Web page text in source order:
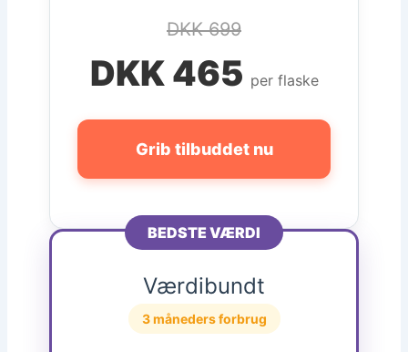
DKK 699
DKK 465 per flaske
Grib tilbuddet nu
BEDSTE VÆRDI
Værdibundt
3 måneders forbrug